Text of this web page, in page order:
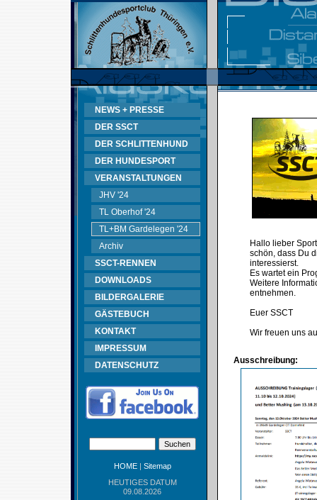
NEWS + PRESSE
DER SSCT
DER SCHLITTENHUND
DER HUNDESPORT
VERANSTALTUNGEN
JHV '24
TL Oberhof '24
TL+BM Gardelegen '24
Archiv
SSCT-RENNEN
DOWNLOADS
BILDERGALERIE
GÄSTEBUCH
KONTAKT
IMPRESSUM
DATENSCHUTZ
HOME| Sitemap
HEUTIGES DATUM
09.08.2026
Hallo lieber
schön, dass Du
interessierst.
Es wartet ein
Weitere
entnehmen.
Euer SSCT
Wir freuen uns
Ausschreibung: